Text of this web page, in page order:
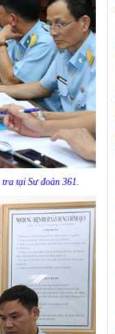
tại Sư đoàn 361.